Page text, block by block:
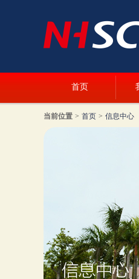
首页
当前位置 > 首页 > 信息中心